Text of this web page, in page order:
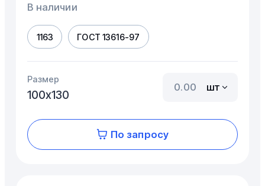
В наличии
1163 ГОСТ 13616-97
Размер
100х130
шт
По запросу